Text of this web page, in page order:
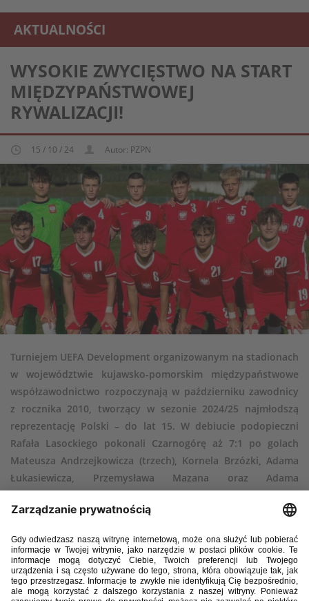
AKTUALNOŚCI
REPREZENTACJA MŁODZIEŻOWA U-15
WYSOKIE ZWYCIĘSTWO NA START
MIĘDZYPAŃSTWOWEJ
RYWALIZACJI!
15 / 10 / 24 Autor: PZPN
Turniejem UEFA Development organizowanym na stadionach
w województwie kujawsko-pomorskim międzypaństwowe
współzawodnictwo rozpoczynają w październiku zawodnicy
z rocznika 2010, tworzący w sezonie 2024/25 najmłodszą
reprezentację Polski – do lat 15. W debiucie podopieczni
Rafała Lasockiego pokonali Czarnogórę aż 7:1 po golach
Mateusza Andrzejkowicza (trzech), Kornela Brzózki, Adama
Łukasiewicza, Przemysława Mazana oraz Adama
Garwolińskiego. W kolejnych meczach biało-czerwoni
zmierzą się z Łotwą (17 października o godzinie 14:00
10:00 w Sicienku).
15 października 2024, Świecie